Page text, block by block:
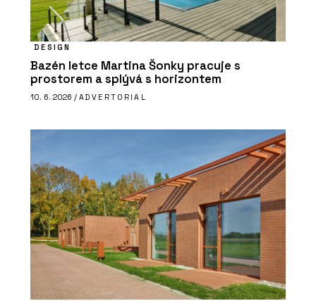
DESIGN
Bazén letce Martina Šonky pracuje s
prostorem a splývá s horizontem
10. 6. 2026 / ADVERTORIAL